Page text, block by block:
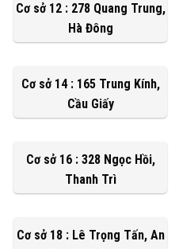
Cơ sở 12 : 278 Quang Trung,
Hà Đông
Cơ sở 14 : 165 Trung Kính,
Cầu Giấy
Cơ sở 16 : 328 Ngọc Hồi,
Thanh Trì
Cơ sở 18 : Lê Trọng Tấn, An